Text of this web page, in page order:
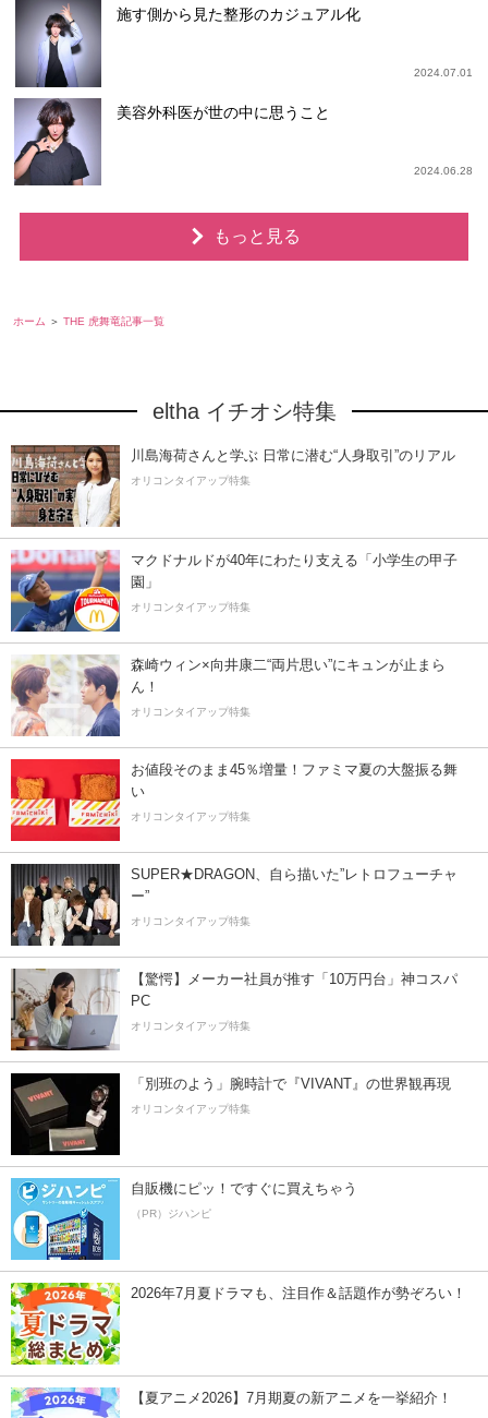
施す側から見た整形のカジュアル化
2024.07.01
美容外科医が世の中に思うこと
2024.06.28
もっと見る
ホーム THE 虎舞竜記事一覧
eltha イチオシ特集
川島海荷さんと学ぶ 日常に潜む“人身取引”のリアル
オリコンタイアップ特集
マクドナルドが40年にわたり支える「小学生の甲子
園」
オリコンタイアップ特集
森崎ウィン×向井康二“両片思い”にキュンが止まら
ん！
オリコンタイアップ特集
お値段そのまま45％増量！ファミマ夏の大盤振る舞
い
オリコンタイアップ特集
SUPER★DRAGON、自ら描いた”レトロフューチャ
ー”
オリコンタイアップ特集
【驚愕】メーカー社員が推す「10万円台」神コスパ
PC
オリコンタイアップ特集
「別班のよう」腕時計で『VIVANT』の世界観再現
オリコンタイアップ特集
自販機にピッ！ですぐに買えちゃう
（PR）ジハンピ
2026年7月夏ドラマも、注目作＆話題作が勢ぞろい！
【夏アニメ2026】7月期夏の新アニメを一挙紹介！